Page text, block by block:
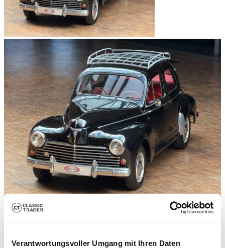
Verantwortungsvoller Umgang mit Ihren Daten
1/43